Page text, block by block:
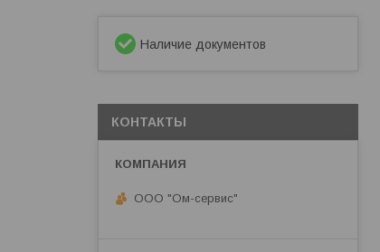
Наличие документов
КОНТАКТЫ
ООО "Ом-сервис"